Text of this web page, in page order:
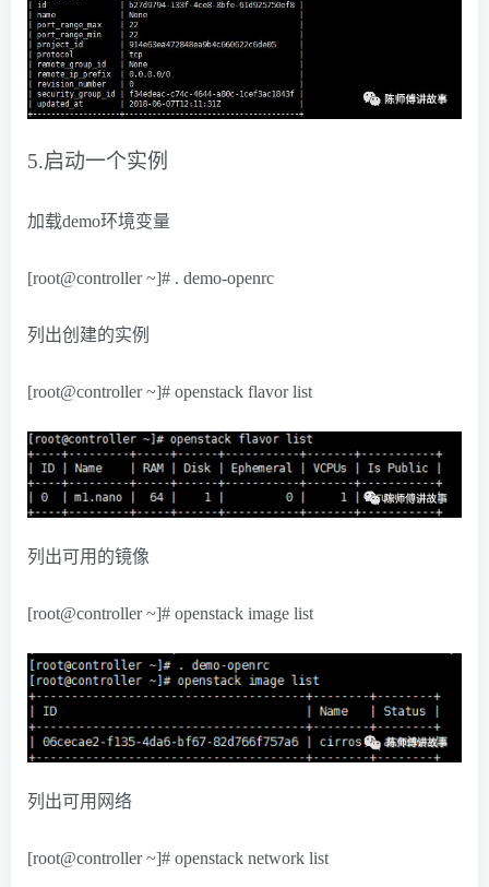
5.启动一个实例
加载demo环境变量
[root@controller ~]# . demo-openrc
列出创建的实例
[root@controller ~]# openstack flavor list
列出可用的镜像
[root@controller ~]# openstack image list
列出可用网络
[root@controller ~]# openstack network list